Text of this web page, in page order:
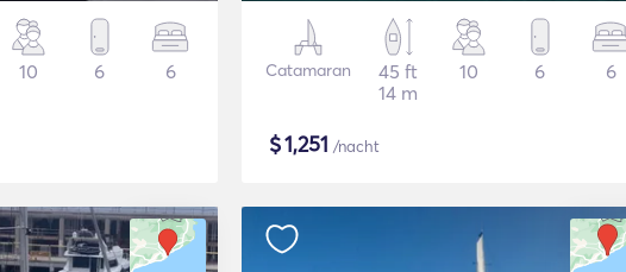
10 6 6 Catamaran
45 ft
14 m
10 6 6
$1,251 /nacht